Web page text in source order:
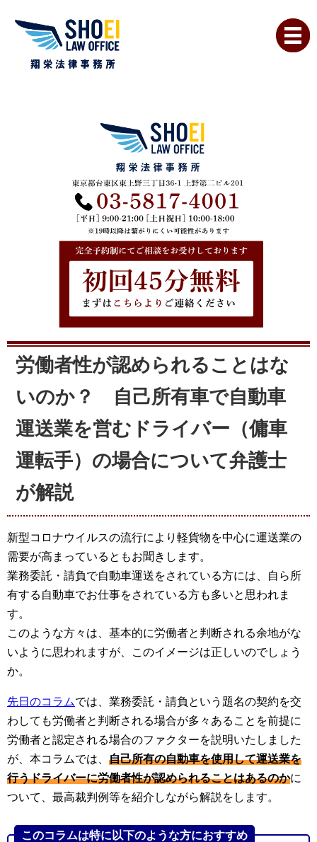
労働者性が認められることはな
いのか？ 自己所有車で自動車
運送業を営むドライバー（傭車
運転手）の場合について弁護士
が解説
新型コロナウイルスの流行により軽貨物を中心に運送業の
需要が高まっているともお聞きします。
業務委託・請負で自動車運送をされている方には、自ら所
有する自動車でお仕事をされている方も多いと思われま
す。
このような方々は、基本的に労働者と判断される余地がな
いように思われますが、このイメージは正しいのでしょう
か。
先日のコラムでは、業務委託・請負という題名の契約を交
わしても労働者と判断される場合が多々あることを前提に
労働者と認定される場合のファクターを説明いたしました
が、本コラムでは、 自己所有の自動車を使用して運送業を
行うドライバーに労働者性が認められることはあるのかに
ついて、最高裁判例等を紹介しながら解説をします。
このコラムは特に以下のような方におすすめ